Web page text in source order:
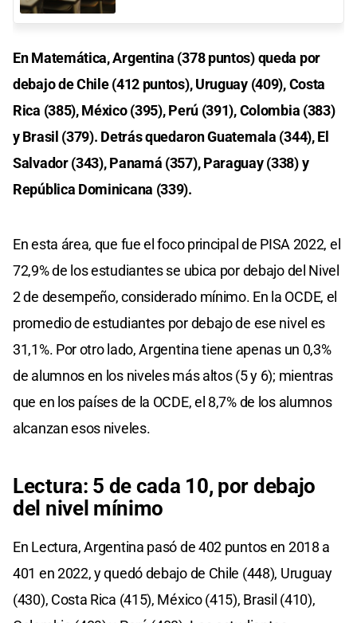
En Matemática, Argentina (378 puntos) queda por
debajo de Chile (412 puntos), Uruguay (409), Costa
Rica (385), México (395), Perú (391), Colombia (383)
y Brasil (379). Detrás quedaron Guatemala (344), El
Salvador (343), Panamá (357), Paraguay (338) y
República Dominicana (339).
En esta área, que fue el foco principal de PISA 2022, el
72,9% de los estudiantes se ubica por debajo del Nivel
2 de desempeño, considerado mínimo. En la OCDE, el
promedio de estudiantes por debajo de ese nivel es
31,1%. Por otro lado, Argentina tiene apenas un 0,3%
de alumnos en los niveles más altos (5 y 6); mientras
que en los países de la OCDE, el 8,7% de los alumnos
alcanzan esos niveles.
Lectura: 5 de cada 10, por debajo
del nivel mínimo
En Lectura, Argentina pasó de 402 puntos en 2018 a
401 en 2022, y quedó debajo de Chile (448), Uruguay
(430), Costa Rica (415), México (415), Brasil (410),